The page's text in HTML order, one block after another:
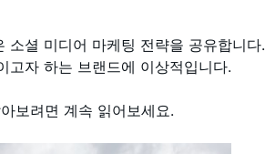
셜 미디어 마케팅 전략을 공유합니다.
고자 하는 브랜드에 이상적입니다.
보려면 계속 읽어보세요.